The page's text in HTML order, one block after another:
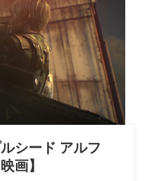
シード アルフ
画】